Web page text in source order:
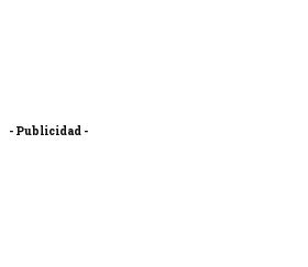
- Publicidad -